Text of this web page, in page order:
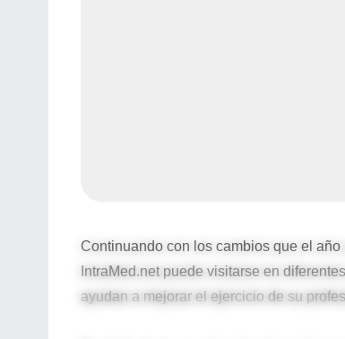
Continuando con los cambios que el
IntraMed.net puede visitarse en
ayudan a mejorar el ejercicio de su